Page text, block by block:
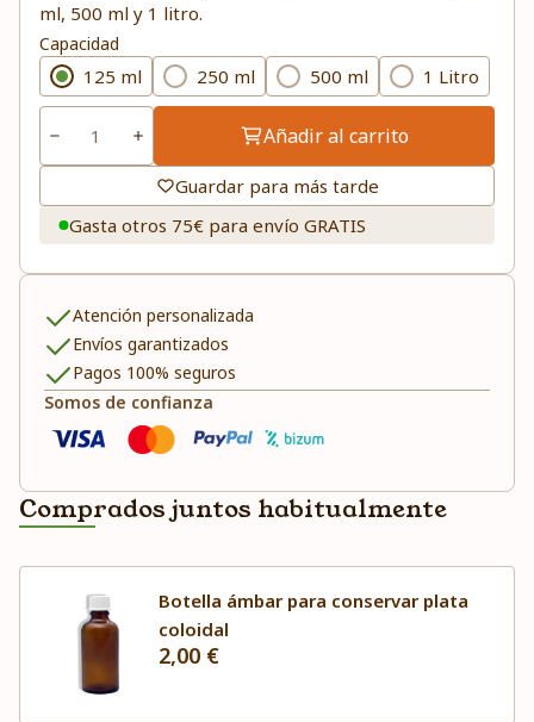
ml, 500 ml y 1 litro.
Capacidad
125 ml 250 ml 500 ml 1 Litro
Añadir al carrito
Guardar para más tarde
Gasta otros 75€ para envío GRATIS
Atención personalizada
Envíos garantizados
Pagos 100% seguros
Somos de confianza
Comprados juntos habitualmente
Botella ámbar para conservar plata
coloidal
2,00 €